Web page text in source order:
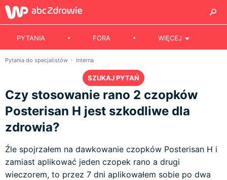
PYTANIA FORA WIĘCEJ
Pytania do specjalistów Interna
SZUKAJ PYTAŃ
Czy stosowanie rano 2 czopków
Posterisan H jest szkodliwe dla
zdrowia?
Źle spojrzałem na dawkowanie czopków Posterisan H i
zamiast aplikować jeden czopek rano a drugi
wieczorem, to przez 7 dni aplikowałem sobie po dwa